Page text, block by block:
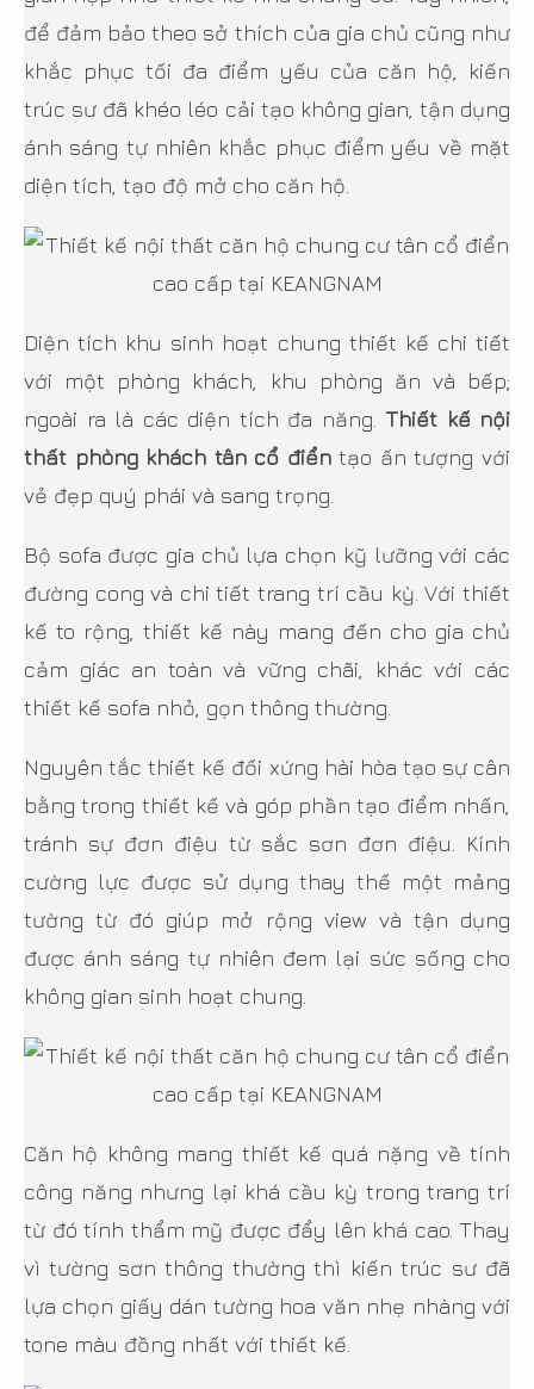
để đảm bảo theo sở thích của gia chủ cũng như
khắc phục tối đa điểm yếu của căn hộ, kiến
trúc sư đã khéo léo cải tạo không gian, tận dụng
ánh sáng tự nhiên khắc phục điểm yếu về mặt
diện tích, tạo độ mở cho căn hộ.
Diện tích khu sinh hoạt chung thiết kế chi tiết
với một phòng khách, khu phòng ăn và bếp;
ngoài ra là các diện tích đa năng. Thiết kế nội
thất phòng khách tân cổ điểntạo ấn tượng với
vẻ đẹp quý phái và sang trọng.
Bộ sofa được gia chủ lựa chọn kỹ lưỡng với các
đường cong và chi tiết trang trí cầu kỳ. Với thiết
kế to rộng, thiết kế này mang đến cho gia chủ
cảm giác an toàn và vững chãi, khác với các
thiết kế sofa nhỏ, gọn thông thường.
Nguyên tắc thiết kế đối xứng hài hòa tạo sự cân
bằng trong thiết kế và góp phần tạo điểm nhấn,
tránh sự đơn điệu từ sắc sơn đơn điệu. Kính
cường lực được sử dụng thay thế một mảng
tường từ đó giúp mở rộng view và tận dụng
được ánh sáng tự nhiên đem lại sức sống cho
không gian sinh hoạt chung.
Căn hộ không mang thiết kế quá nặng về tính
công năng nhưng lại khá cầu kỳ trong trang trí
từ đó tính thẩm mỹ được đẩy lên khá cao. Thay
vì tường sơn thông thường thì kiến trúc sư đã
lựa chọn giấy dán tường hoa văn nhẹ nhàng với
tone màu đồng nhất với thiết kế.